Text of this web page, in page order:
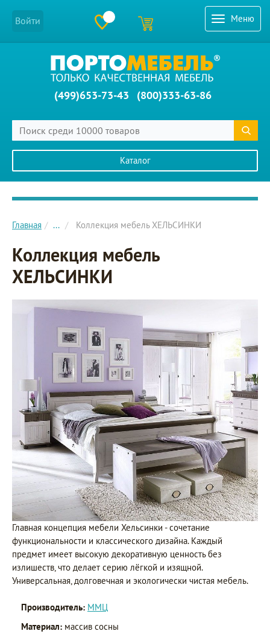
Меню
Войти
(499)653-73-43 (800)333-63-86
Каталог
Главное меню сайта
Главная ... Коллекция мебель ХЕЛЬСИНКИ
Коллекция мебель
ХЕЛЬСИНКИ
Главная концепция мебели Хельсинки - сочетание
функциональности и классического дизайна. Каждый
предмет имеет высокую декоративную ценность без
излишеств, что делает серию лёгкой и изящной.
Универсальная, долговечная и экологически чистая мебель.
Производитель: ММЦ
Материал: массив сосны